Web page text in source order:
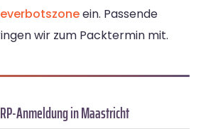
ein. Passende
wir zum Packtermin mit.
Anmeldung in Maastricht